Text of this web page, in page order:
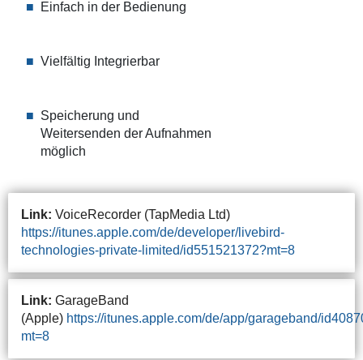
Einfach in der Bedienung
Vielfältig Integrierbar
Speicherung und
Weitersenden der Aufnahmen
möglich
Link: VoiceRecorder (TapMedia Ltd)
https://itunes.apple.com/de/developer/livebird-
technologies-private-limited/id551521372?mt=8
Link: GarageBand
(Apple) https://itunes.apple.com/de/app/garageband/
mt=8